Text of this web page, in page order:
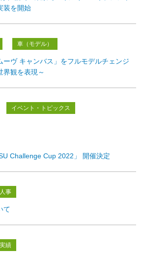
装を開始
車（モデル）
ーヴ キャンバス」をフルモデルチェンジ
界観を表現～
イベント・トピックス
Challenge Cup 2022」 開催決定
人事
て
実績